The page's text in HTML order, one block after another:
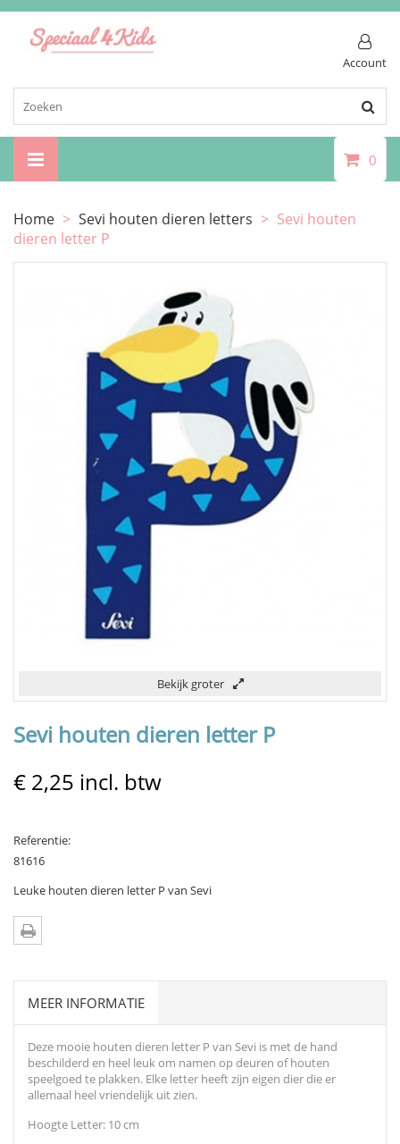
Account
0
Home > Sevi houten dieren letters > Sevi houten
dieren letter P
Bekijk groter
Sevi houten dieren letter P
€ 2,25 incl. btw
Referentie:
81616
Leuke houten dieren letter P van Sevi
MEER INFORMATIE
Deze mooie houten dieren letter P van Sevi is met de hand
beschilderd en heel leuk om namen op deuren of houten
speelgoed te plakken. Elke letter heeft zijn eigen dier die er
allemaal heel vriendelijk uit zien.
Hoogte Letter: 10 cm